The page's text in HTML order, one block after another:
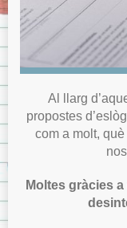
Al llarg
propostes
com a molt,
Moltes gràcies